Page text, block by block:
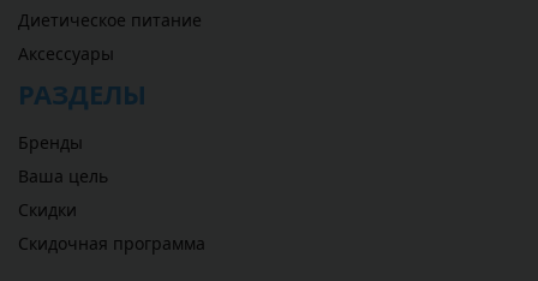
Диетическое питание
Аксессуары
РАЗДЕЛЫ
Бренды
Ваша цель
Скидки
Скидочная программа